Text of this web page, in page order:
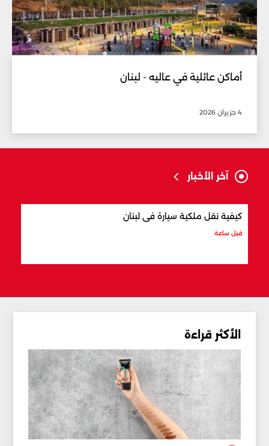
أماكن عائلية في عاليه - لبنان
4 حزيران 2026
آخر الأخبار
كيفية نقل ملكية سيارة في لبنان
قبل ساعة
الأكثر قراءة